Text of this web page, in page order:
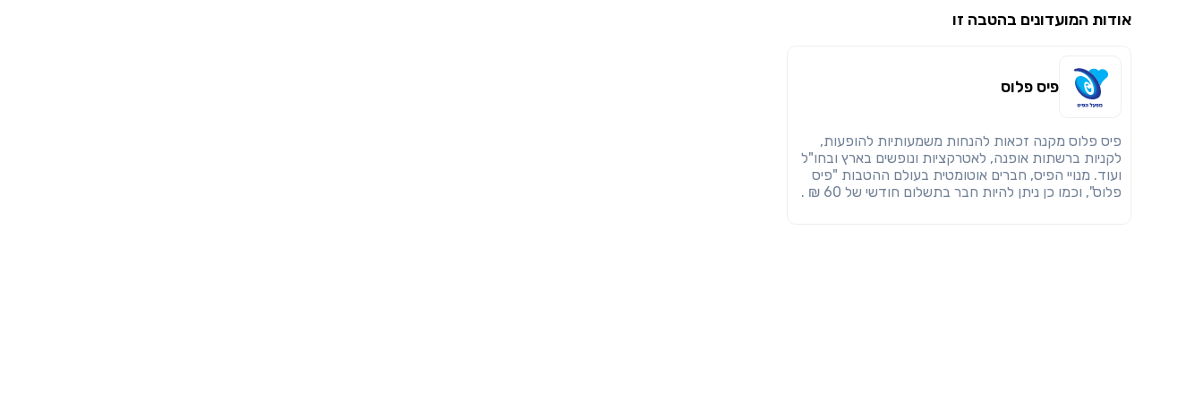
אודות המועדונים בהטבה זו
פיס פלוס
פיס פלוס מקנה זכאות להנחות משמעותיות להופעות,
לקניות ברשתות אופנה, לאטרקציות ונופשים בארץ ובחו"ל
ועוד. מנויי הפיס, חברים אוטומטית בעולם ההטבות "פיס
פלוס", וכמו כן ניתן להיות חבר בתשלום חודשי של 60 ₪ .